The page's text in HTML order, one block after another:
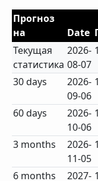
Прогноз
на
Date
Текущая
статистика
2026-
08-07
30 days
2026-
09-06
60 days
2026-
10-06
3 months
2026-
11-05
6 months
2027-